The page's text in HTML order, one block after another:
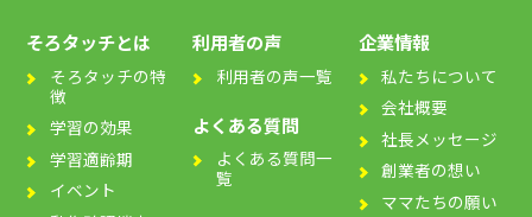
そろタッチとは
そろタッチの特
徴
学習の効果
学習適齢期
イベント
利用者の声
利用者の声一覧
よくある質問
よくある質問一
覧
企業情報
私たちについて
会社概要
社長メッセージ
創業者の想い
ママたちの願い